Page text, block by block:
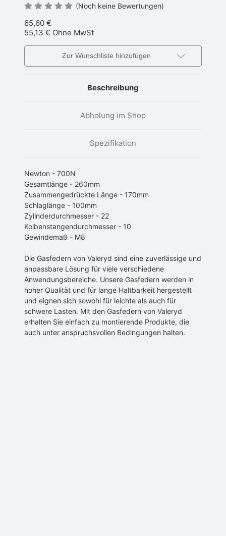
(Noch keine Bewertungen)
65,60 €
55,13 € Ohne MwSt
Zur Wunschliste hinzufügen
Beschreibung
Abholung im Shop
Spezifikation
Newton - 700N
Gesamtlänge - 260mm
Zusammengedrückte Länge - 170mm
Schlaglänge - 100mm
Zylinderdurchmesser - 22
Kolbenstangendurchmesser - 10
Gewindemaß - M8
Die Gasfedern von Valeryd sind eine zuverlässige und
anpassbare Lösung für viele verschiedene
Anwendungsbereiche. Unsere Gasfedern werden in
hoher Qualität und für lange Haltbarkeit hergestellt
und eignen sich sowohl für leichte als auch für
schwere Lasten. Mit den Gasfedern von Valeryd
erhalten Sie einfach zu montierende Produkte, die
auch unter anspruchsvollen Bedingungen halten.